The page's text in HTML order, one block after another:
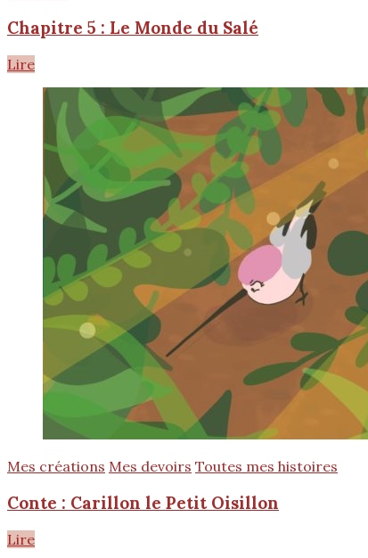
Chapitre 5 : Le Monde du Salé
Lire
Mes créations Mes devoirs Toutes mes histoires
Conte : Carillon le Petit Oisillon
Lire